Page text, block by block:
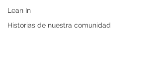
Lean In
Historias de nuestra comunidad